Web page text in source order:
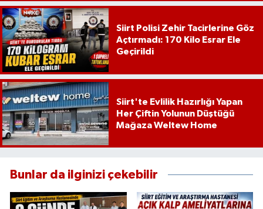
Siirt Polisi Zehir Tacirlerine Göz
Açtırmadı: 170 Kilo Esrar Ele
Geçirildi
Siirt'te Evlilik Hazırlığı Yapan
Her Çiftin Yolunun Düştüğü
Mağaza Weltew Home
Bunlar da ilginizi çekebilir